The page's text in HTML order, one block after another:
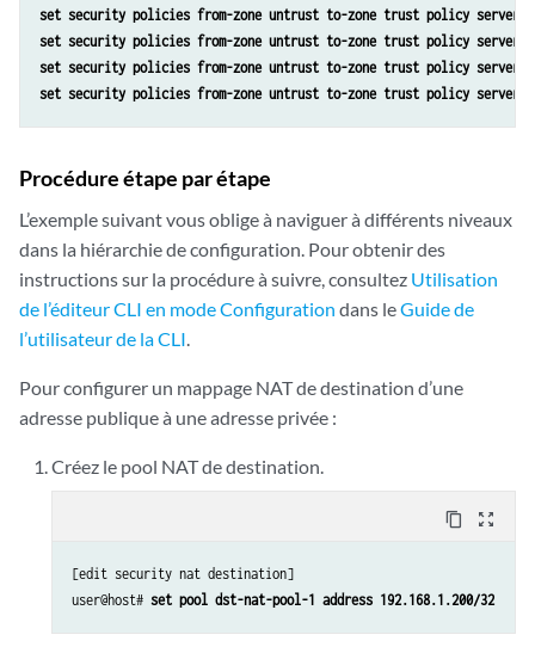
set security policies from-zone untrust to-zone trust policy server-
set security policies from-zone untrust to-zone trust policy server-
set security policies from-zone untrust to-zone trust policy server-
set security policies from-zone untrust to-zone trust policy server-
Procédure étape par étape
L’exemple suivant vous oblige à naviguer à différents niveaux
dans la hiérarchie de configuration. Pour obtenir des
instructions sur la procédure à suivre, consultez Utilisation
de l’éditeur CLI en mode Configuration dans leGuide de
l’utilisateur de la CLI
Pour configurer un mappage NAT de destination d’une
adresse publique à une adresse privée :
Créez le pool NAT de destination.
content_copy zoom_out_map
[edit security nat destination]
user@host# set pool dst-nat-pool-1 address 192.168.1.200/32